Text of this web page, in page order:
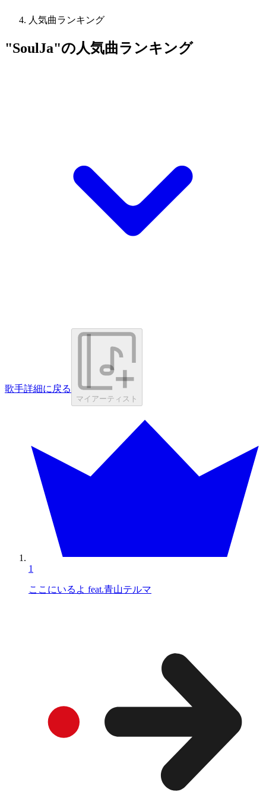
人気曲ランキング
"SoulJa"の人気曲ランキング
歌手詳細に戻る
マイアーティスト
1
ここにいるよ feat.青山テルマ